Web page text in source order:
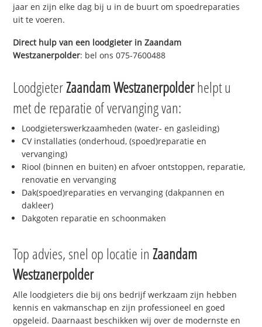
jaar en zijn elke dag bij u in de buurt om spoedreparaties
uit te voeren.
Direct hulp van een loodgieter inZaandam
Westzanerpolder: bel ons 075-7600488
LoodgieterZaandam Westzanerpolderhelpt u
met de reparatie of vervanging van:
Loodgieterswerkzaamheden (water- en gasleiding)
CV installaties (onderhoud, (spoed)reparatie en
vervanging)
Riool (binnen en buiten) en afvoer ontstoppen, reparatie,
renovatie en vervanging
Dak(spoed)reparaties en vervanging (dakpannen en
dakleer)
Dakgoten reparatie en schoonmaken
Top advies, snel op locatie inZaandam
Westzanerpolder
Alle loodgieters die bij ons bedrijf werkzaam zijn hebben
kennis en vakmanschap en zijn professioneel en goed
opgeleid. Daarnaast beschikken wij over de modernste en